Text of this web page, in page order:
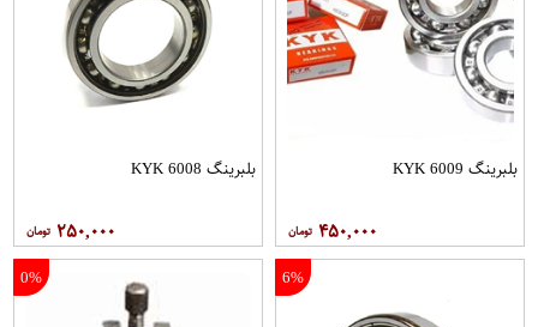
بلبرینگ 6009 KYK
۴۵۰,۰۰۰
بلبرینگ 6008 KYK
۲۵۰,۰۰۰
6%
0%